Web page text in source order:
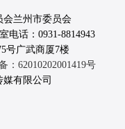
会兰州市委员会
电话：0931-8814943
号广武商厦7楼
：62010202001419号
有限公司